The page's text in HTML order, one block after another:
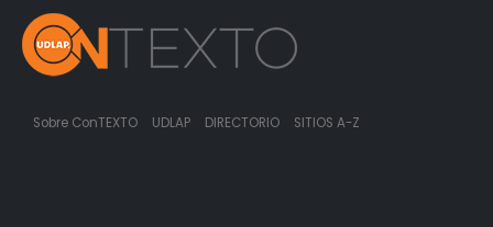
Sobre ConTEXTO UDLAP DIRECTORIO SITIOS A-Z